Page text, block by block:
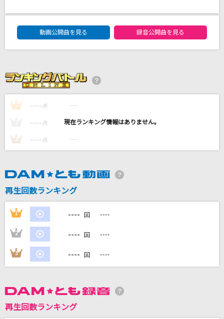
supercell
抱きしめたい
[生音]ひまわりの約束
川田まみ
カラオケ最新情報をチェック！
DAM★ともボーカルエントリーランキング
動画公開曲を見る
録音公開曲を見る
1 ---- 点 ----
---- 点 ----
3 ---- 点 ----
再生回数ランキング
1 ---- 回 ----
2 ---- 回 ----
3 ---- 回 ----
再生回数ランキング